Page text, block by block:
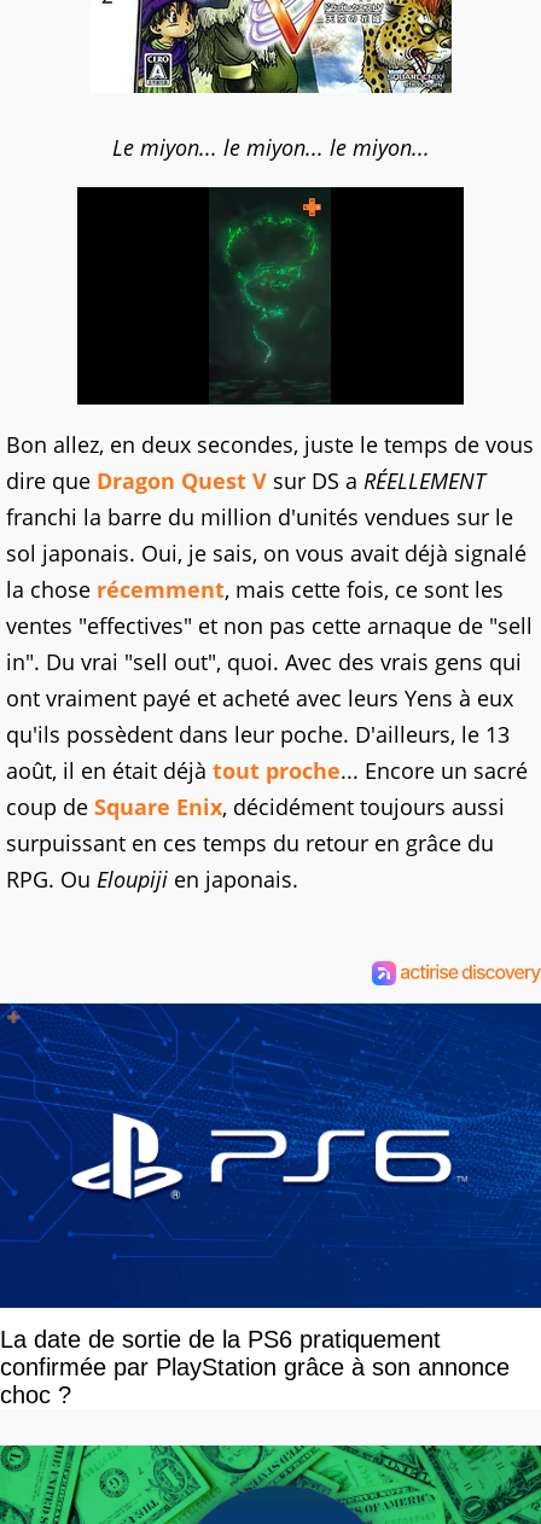
Le miyon... le miyon... le miyon...
Bon allez, en deux secondes, juste le temps de vous
dire que Dragon Quest V sur DS a RÉELLEMENT
franchi la barre du million d'unités vendues sur le
sol japonais. Oui, je sais, on vous avait déjà signalé
la chose récemment, mais cette fois, ce sont les
ventes "effectives" et non pas cette arnaque de "sell
in". Du vrai "sell out", quoi. Avec des vrais gens qui
ont vraiment payé et acheté avec leurs Yens à eux
qu'ils possèdent dans leur poche. D'ailleurs, le 13
août, il en était déjà tout proche... Encore un sacré
coup de Square Enix, décidément toujours aussi
surpuissant en ces temps du retour en grâce du
RPG. Ou Eloupiji en japonais.
La date de sortie de la PS6 pratiquement
confirmée par PlayStation grâce à son annonce
choc ?